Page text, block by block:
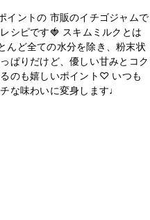
イントの 市販のイチゴジャムで
シピです🍓 スキムミルクとは
んど全ての水分を除き、粉末状
ぱりだけど、優しい甘みとコク
のも嬉しいポイント♡ いつも
な味わいに変身します♩